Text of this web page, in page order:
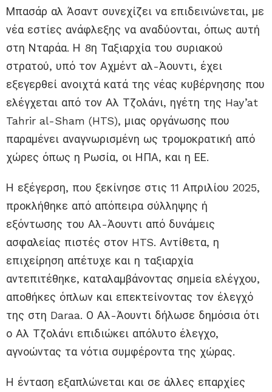
Μπασάρ αλ Άσαντ συνεχίζει να επιδεινώνεται, με
νέα εστίες ανάφλεξης να αναδύονται, όπως αυτή
στη Νταράα. Η 8η Ταξιαρχία του συριακού
στρατού, υπό τον Αχμέντ αλ-Άουντι, έχει
εξεγερθεί ανοιχτά κατά της νέας κυβέρνησης που
ελέγχεται από τον Αλ Τζολάνι, ηγέτη της Hay’at
Tahrir al-Sham (HTS), μιας οργάνωσης που
παραμένει αναγνωρισμένη ως τρομοκρατική από
χώρες όπως η Ρωσία, οι ΗΠΑ, και η ΕΕ.
Η εξέγερση, που ξεκίνησε στις 11 Απριλίου 2025,
προκλήθηκε από απόπειρα σύλληψης ή
εξόντωσης του Αλ-Άουντι από δυνάμεις
ασφαλείας πιστές στον HTS. Αντίθετα, η
επιχείρηση απέτυχε και η ταξιαρχία
αντεπιτέθηκε, καταλαμβάνοντας σημεία ελέγχου,
αποθήκες όπλων και επεκτείνοντας τον έλεγχό
της στη Daraa. Ο Αλ-Άουντι δήλωσε δημόσια ότι
ο Αλ Τζολάνι επιδιώκει απόλυτο έλεγχο,
αγνοώντας τα νότια συμφέροντα της χώρας.
Η ένταση εξαπλώνεται και σε άλλες επαρχίες